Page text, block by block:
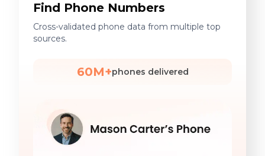
экзотических
электронных
согласование поставок.
Find Phone Numbers
Cross-validated phone data from multiple top
sources.
60M+phones delivered